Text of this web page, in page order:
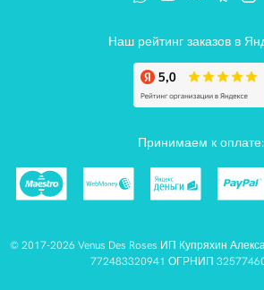
Наш рейтинг заказов в
Принимаем к оплате:
© 2017-2026 Venus Des Roses ИП Купряхин
772483320941 ОГРНИП